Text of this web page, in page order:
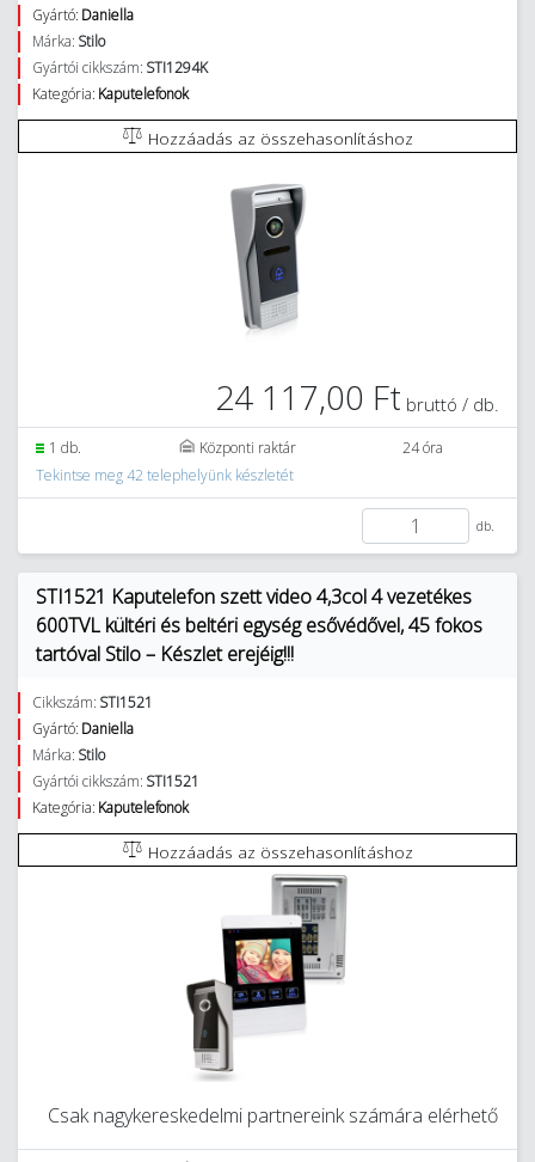
Gyártó: Daniella
Márka: Stilo
Gyártói cikkszám: STI1294K
Kategória: Kaputelefonok
Hozzáadás az összehasonlításhoz
24 117,00 Ft bruttó / db.
1 db. Központi raktár
24 óra
Tekintse meg 42 telephelyünk készletét
db.
STI1521 Kaputelefon szett video 4,3col 4 vezetékes
600TVL kültéri és beltéri egység esővédővel, 45 fokos
tartóval Stilo – Készlet erejéig!!!
Cikkszám: STI1521
Gyártó: Daniella
Márka: Stilo
Gyártói cikkszám: STI1521
Kategória: Kaputelefonok
Hozzáadás az összehasonlításhoz
Csak nagykereskedelmi partnereink számára elérhető